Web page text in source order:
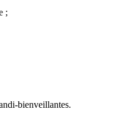
;
bienveillantes.